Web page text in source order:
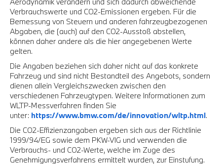
Verbrauchswerte und CO2-Emissionen ergeben. Für die
Bemessung von Steuern und anderen fahrzeugbezogenen
Abgaben, die (auch) auf den CO2-Ausstoß abstellen,
können daher andere als die hier angegebenen Werte
gelten.
Die Angaben beziehen sich daher nicht auf das konkrete
Fahrzeug und sind nicht Bestandteil des Angebots, sondern
dienen allein Vergleichszwecken zwischen den
verschiedenen Fahrzeugtypen. Weitere Informationen zum
WLTP-Messverfahren finden Sie
unter: https://www.bmw.com/de/innovation/wltp.html.
Die CO2-Effizienzangaben ergeben sich aus der Richtlinie
1999/94/EG sowie dem PKW-VIG und verwenden die
Verbrauchs- und CO2-Werte, welche im Zuge des
Genehmigungsverfahrens ermittelt wurden, zur Einstufung.